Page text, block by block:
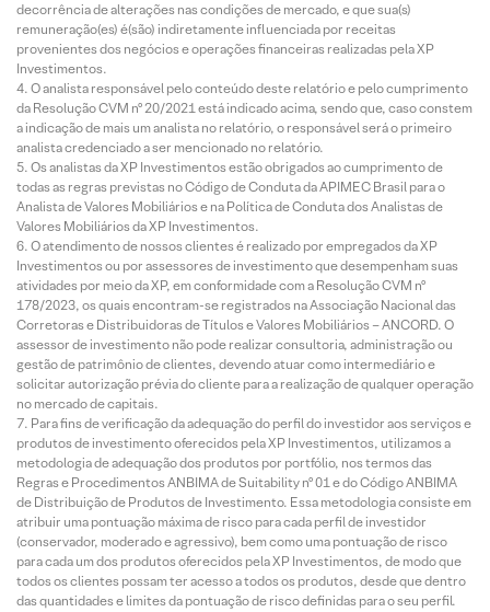
decorrência de alterações nas condições de mercado, e que sua(s)
remuneração(es) é(são) indiretamente influenciada por receitas
provenientes dos negócios e operações financeiras realizadas pela XP
Investimentos.
O analista responsável pelo conteúdo deste relatório e pelo cumprimento
da Resolução CVM nº 20/2021 está indicado acima, sendo que, caso constem
a indicação de mais um analista no relatório, o responsável será o primeiro
analista credenciado a ser mencionado no relatório.
Os analistas da XP Investimentos estão obrigados ao cumprimento de
todas as regras previstas no Código de Conduta da APIMEC Brasil para o
Analista de Valores Mobiliários e na Política de Conduta dos Analistas de
Valores Mobiliários da XP Investimentos.
O atendimento de nossos clientes é realizado por empregados da XP
Investimentos ou por assessores de investimento que desempenham suas
atividades por meio da XP, em conformidade com a Resolução CVM nº
178/2023, os quais encontram-se registrados na Associação Nacional das
Corretoras e Distribuidoras de Títulos e Valores Mobiliários – ANCORD. O
assessor de investimento não pode realizar consultoria, administração ou
gestão de patrimônio de clientes, devendo atuar como intermediário e
solicitar autorização prévia do cliente para a realização de qualquer operação
no mercado de capitais.
Para fins de verificação da adequação do perfil do investidor aos serviços e
produtos de investimento oferecidos pela XP Investimentos, utilizamos a
metodologia de adequação dos produtos por portfólio, nos termos das
Regras e Procedimentos ANBIMA de Suitability nº 01 e do Código ANBIMA
de Distribuição de Produtos de Investimento. Essa metodologia consiste em
atribuir uma pontuação máxima de risco para cada perfil de investidor
(conservador, moderado e agressivo), bem como uma pontuação de risco
para cada um dos produtos oferecidos pela XP Investimentos, de modo que
todos os clientes possam ter acesso a todos os produtos, desde que dentro
das quantidades e limites da pontuação de risco definidas para o seu perfil.